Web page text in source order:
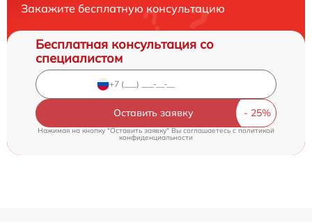
Закажите бесплатную консультацию
Бесплатная консультация со
специалистом
Оставить заявку
Нажимая на кнопку "Оставить заявку" Вы соглашаетесь cполитикой
конфиденциальности